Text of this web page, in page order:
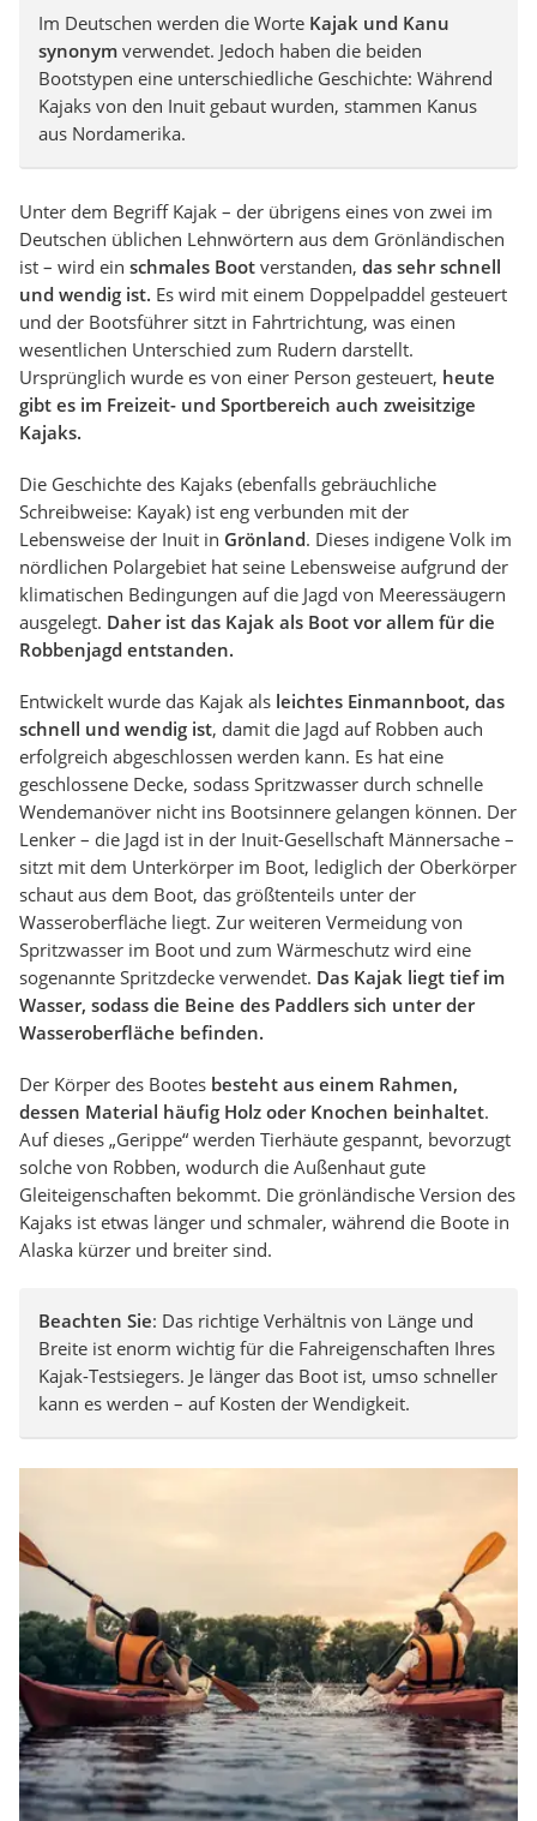
Im Deutschen werden die Worte Kajak und Kanu
synonym verwendet. Jedoch haben die beiden
Bootstypen eine unterschiedliche Geschichte: Während
Kajaks von den Inuit gebaut wurden, stammen Kanus
aus Nordamerika.
Unter dem Begriff Kajak – der übrigens eines von zwei im
Deutschen üblichen Lehnwörtern aus dem Grönländischen
ist – wird ein schmales Boot verstanden, das sehr schnell
und wendig ist. Es wird mit einem Doppelpaddel gesteuert
und der Bootsführer sitzt in Fahrtrichtung, was einen
wesentlichen Unterschied zum Rudern darstellt.
Ursprünglich wurde es von einer Person gesteuert, heute
gibt es im Freizeit- und Sportbereich auch zweisitzige
Kajaks.
Die Geschichte des Kajaks (ebenfalls gebräuchliche
Schreibweise: Kayak) ist eng verbunden mit der
Lebensweise der Inuit in Grönland. Dieses indigene Volk im
nördlichen Polargebiet hat seine Lebensweise aufgrund der
klimatischen Bedingungen auf die Jagd von Meeressäugern
ausgelegt. Daher ist das Kajak als Boot vor allem für die
Robbenjagd entstanden.
Entwickelt wurde das Kajak als leichtes Einmannboot, das
schnell und wendig ist, damit die Jagd auf Robben auch
erfolgreich abgeschlossen werden kann. Es hat eine
geschlossene Decke, sodass Spritzwasser durch schnelle
Wendemanöver nicht ins Bootsinnere gelangen können. Der
Lenker – die Jagd ist in der Inuit-Gesellschaft Männersache –
sitzt mit dem Unterkörper im Boot, lediglich der Oberkörper
schaut aus dem Boot, das größtenteils unter der
Wasseroberfläche liegt. Zur weiteren Vermeidung von
Spritzwasser im Boot und zum Wärmeschutz wird eine
sogenannte Spritzdecke verwendet. Das Kajak liegt tief im
Wasser, sodass die Beine des Paddlers sich unter der
Wasseroberfläche befinden.
Der Körper des Bootes besteht aus einem Rahmen,
dessen Material häufig Holz oder Knochen beinhaltet.
Auf dieses „Gerippe“ werden Tierhäute gespannt, bevorzugt
solche von Robben, wodurch die Außenhaut gute
Gleiteigenschaften bekommt. Die grönländische Version des
Kajaks ist etwas länger und schmaler, während die Boote in
Alaska kürzer und breiter sind.
Beachten Sie: Das richtige Verhältnis von Länge und
Breite ist enorm wichtig für die Fahreigenschaften Ihres
Kajak-Testsiegers. Je länger das Boot ist, umso schneller
kann es werden – auf Kosten der Wendigkeit.